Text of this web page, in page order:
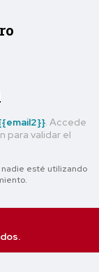
. Accede
para validar el
nadie esté utilizando